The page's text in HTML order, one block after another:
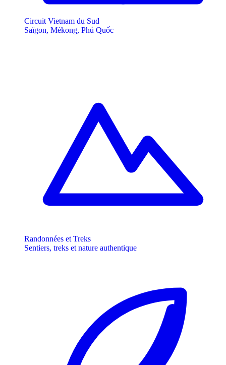
Circuit Vietnam du Sud
Saïgon, Mékong, Phú Quốc
Randonnées et Treks
Sentiers, treks et nature authentique